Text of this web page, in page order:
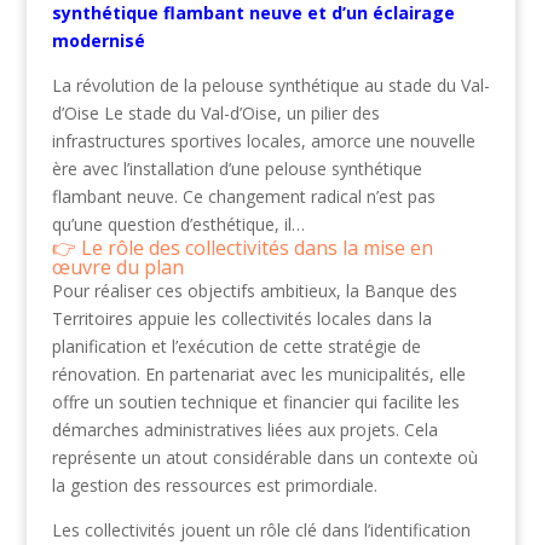
synthétique flambant neuve et d’un éclairage
modernisé
La révolution de la pelouse synthétique au stade du Val-
d’Oise Le stade du Val-d’Oise, un pilier des
infrastructures sportives locales, amorce une nouvelle
ère avec l’installation d’une pelouse synthétique
flambant neuve. Ce changement radical n’est pas
qu’une question d’esthétique, il…
Le rôle des collectivités dans la mise en
œuvre du plan
Pour réaliser ces objectifs ambitieux, la Banque des
Territoires appuie les collectivités locales dans la
planification et l’exécution de cette stratégie de
rénovation. En partenariat avec les municipalités, elle
offre un soutien technique et financier qui facilite les
démarches administratives liées aux projets. Cela
représente un atout considérable dans un contexte où
la gestion des ressources est primordiale.
Les collectivités jouent un rôle clé dans l’identification